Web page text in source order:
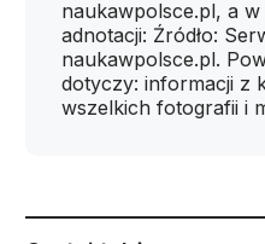
naukawpolsce.pl, a
adnotacji: Źródło:
naukawpolsce.pl.
dotyczy: informacji z
wszelkich fotografii i